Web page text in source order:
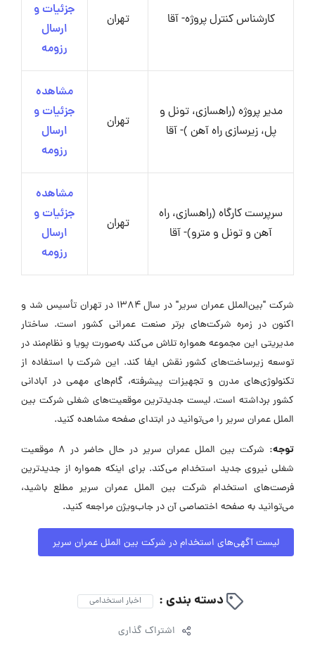
کارشناس کنترل پروژه- آقا تهران
جزئیات و
ارسال
رزومه
مدیر پروژه (راهسازی، تونل و
پل، زیرسازی راه آهن )- آقا
تهران
مشاهده
جزئیات و
ارسال
رزومه
سرپرست کارگاه (راهسازی، راه
آهن و تونل و مترو)- آقا
تهران
مشاهده
جزئیات و
ارسال
رزومه
شرکت "بین‌الملل عمران سریر" در سال ۱۳۸۴ در تهران تأسیس شد و
اکنون در زمره شرکت‌های برتر صنعت عمرانی کشور است. ساختار
مدیریتی این مجموعه همواره تلاش می‌کند به‌صورت پویا و نظام‌مند در
توسعه زیرساخت‌های کشور نقش ایفا کند. این شرکت با استفاده از
تکنولوژی‌های مدرن و تجهیزات پیشرفته، گام‌های مهمی در آبادانی
کشور برداشته است. لیست جدیدترین موقعیت‌های شغلی شرکت بین
الملل عمران سریر را می‌توانید در ابتدای صفحه مشاهده کنید.
توجه:
شرکت بین الملل عمران سریر در حال حاضر در ۸ موقعیت
شغلی نیروی جدید استخدام می‌کند. برای اینکه همواره از جدیدترین
فرصت‌های استخدام شرکت بین الملل عمران سریر مطلع باشید،
می‌توانید به صفحه اختصاصی آن در جاب‌ویژن مراجعه کنید.
لیست آگهی‌های استخدام در شرکت بین الملل عمران سریر
دسته بندی : اخبار استخدامی
اشتراک گذاری